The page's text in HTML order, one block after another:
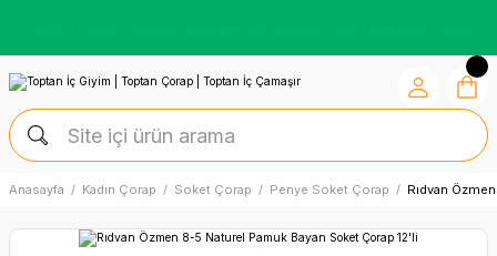
Anasayfa Kadın Çorap Soket Çorap Penye Soket Çorap Rıdvan